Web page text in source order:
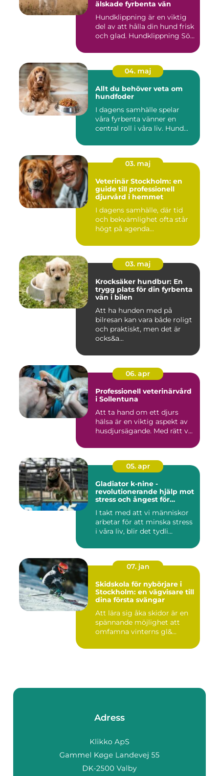
älskade fyrbenta vän
Hundklippning är en viktig
del av att hålla din hund frisk
och glad. Hundklippning Sö...
04. maj
Allt du behöver veta om
hundfoder
I dagens samhälle spelar
våra fyrbenta vänner en
central roll i våra liv. Hund...
03. maj
Veterinär Stockholm: en
guide till professionell
djurvård i hemmet
I dagens samhälle, där tid
och bekvämlighet ofta står
högt på agenda...
03. maj
Krocksäker hundbur: En
trygg plats för din fyrbenta
vän i bilen
Att ha hunden med på
bilresan kan vara både roligt
och praktiskt, men det är
ocks&a...
06. apr
Professionell veterinärvård
i Sollentuna
Att ta hand om ett djurs
hälsa är en viktig aspekt av
husdjursägande. Med rätt v...
05. apr
Gladiator k-nine -
revolutionerande hjälp mot
stress och ångest för
I takt med att vi människor
arbetar för att minska stress
i våra liv, blir det tydli...
07. jan
Skidskola för nybörjare i
Stockholm: en vägvisare till
dina första svängar
Att lära sig åka skidor är en
spännande möjlighet att
omfamna vinterns gl&...
Adress